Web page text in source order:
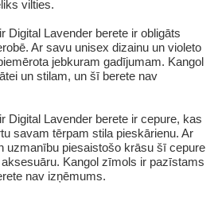
vilties.
Digital Lavender berete ir obligāts
Ar savu unisex dizainu un violeto
jebkuram gadījumam. Kangol
un stilam, un šī berete nav
Digital Lavender berete ir cepure, kas
savam tērpam stila pieskārienu. Ar
uzmanību piesaistošo krāsu šī cepure
Kangol zīmols ir pazīstams
nav izņēmums.